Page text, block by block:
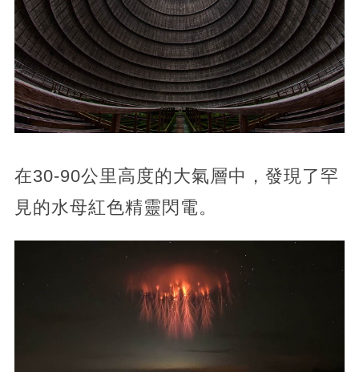
在30-90公里高度的大氣層中，發現了罕
見的水母紅色精靈閃電。